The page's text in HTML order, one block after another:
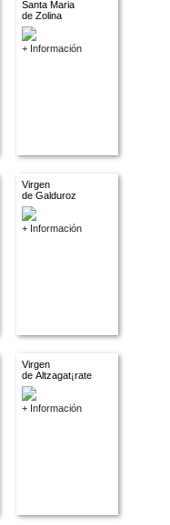
Santa Maria
de Zolina
+ Información
Virgen
de Galduroz
+ Información
Virgen
de Altzagat¡rate
+ Información